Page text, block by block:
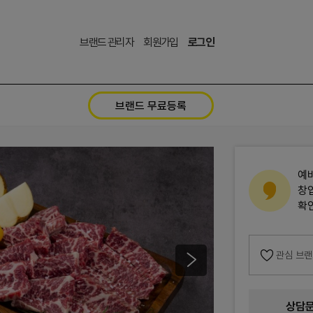
브랜드 관리자 회원가입 로그인
브랜드 무료등록
예
창
확
관심 브
상담